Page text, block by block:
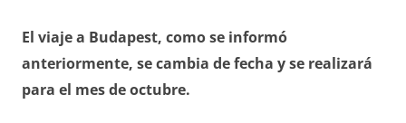
El viaje a Budapest, como se informó
anteriormente, se cambia de fecha y se realizará
para el mes de octubre.